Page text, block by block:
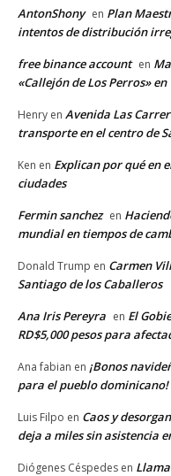
AntonShony en Plan
intentos de distribución
free binance account en
«Callejón de Los Perros»
Henry en Avenida Las
transporte en el centro de
Ken en Explican por qué en
ciudades
Fermin sanchez en
mundial en tiempos de
Donald Trump en Carmen
Santiago de los Caballeros
Ana Iris Pereyra en El
RD$5,000 pesos para
Ana fabian en ¡Bonos
para el pueblo dominicano!
Luis Filpo en Caos y
deja a miles sin asistencia
Diógenes Céspedes en